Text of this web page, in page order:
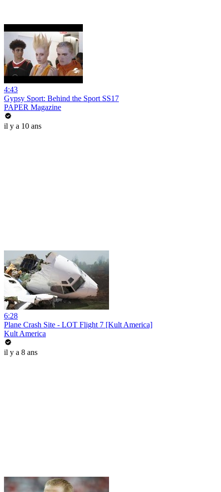
4:43
Gypsy Sport: Behind the Sport SS17
PAPER Magazine
il y a 10 ans
6:28
Plane Crash Site - LOT Flight 7 [Kult America]
Kult America
il y a 8 ans